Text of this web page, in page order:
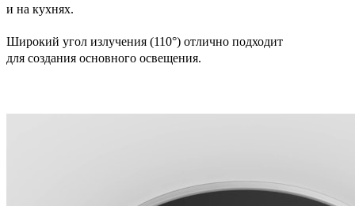
и на кухнях.
Широкий угол излучения (110°) отлично подходит
для создания основного освещения.